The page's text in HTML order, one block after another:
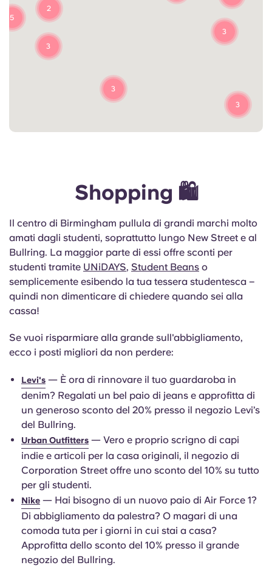
3
5
2
3
3
3
Shopping 🛍️
Il centro di Birmingham pullula di grandi marchi molto
amati dagli studenti, soprattutto lungo New Street e al
Bullring. La maggior parte di essi offre sconti per
studenti tramite UNiDAYS, Student Beans o
semplicemente esibendo la tua tessera studentesca –
quindi non dimenticare di chiedere quando sei alla
cassa!
Se vuoi risparmiare alla grande sull'abbigliamento,
ecco i posti migliori da non perdere:
Levi's — È ora di rinnovare il tuo guardaroba in
denim? Regalati un bel paio di jeans e approfitta di
un generoso sconto del 20% presso il negozio Levi’s
del Bullring.
Urban Outfitters — Vero e proprio scrigno di capi
indie e articoli per la casa originali, il negozio di
Corporation Street offre uno sconto del 10% su tutto
per gli studenti.
Nike — Hai bisogno di un nuovo paio di Air Force 1?
Di abbigliamento da palestra? O magari di una
comoda tuta per i giorni in cui stai a casa?
Approfitta dello sconto del 10% presso il grande
negozio del Bullring.